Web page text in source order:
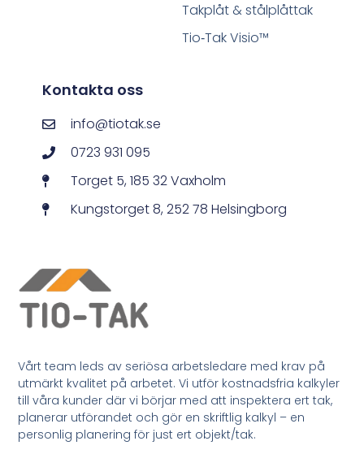
Vårt team leds av seriösa arbetsledare med krav på
utmärkt kvalitet på arbetet. Vi utför kostnadsfria kalkyler
till våra kunder där vi börjar med att inspektera ert tak,
planerar utförandet och gör en skriftlig kalkyl – en
personlig planering för just ert objekt/tak.
Kontakta oss
info@tiotak.se
0723 931 095
Torget 5, 185 32 Vaxholm
Kungstorget 8, 252 78 Helsingborg
Takplåt & stålplåttak
Tio‑Tak Visio™